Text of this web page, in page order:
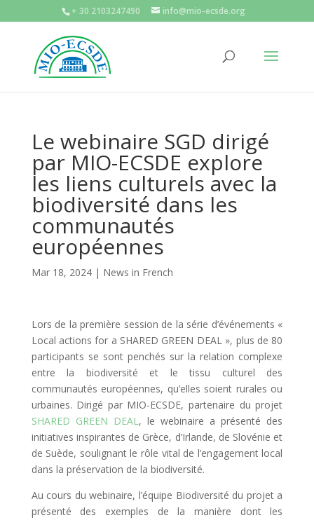
+ 30 2103247490 info@mio-ecsde.org
Le webinaire SGD dirigé
par MIO-ECSDE explore
les liens culturels avec la
biodiversité dans les
communautés
européennes
Mar 18, 2024| News in French
Lors de la première session de la série d’événements «
Local actions for a SHARED GREEN DEAL », plus de 80
participants se sont penchés sur la relation complexe
entre la biodiversité et le tissu culturel des
communautés européennes, qu’elles soient rurales ou
urbaines. Dirigé par MIO-ECSDE, partenaire du projet
SHARED GREEN DEAL, le webinaire a présenté des
initiatives inspirantes de Grèce, d’Irlande, de Slovénie et
de Suède, soulignant le rôle vital de l’engagement local
dans la préservation de la biodiversité.
Au cours du webinaire, l’équipe Biodiversité du projet a
présenté des exemples de la manière dont les